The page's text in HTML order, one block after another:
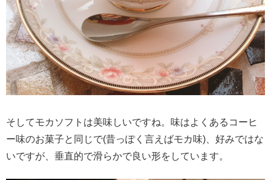
そしてモカソフトは美味しいですね。味はよくあるコーヒ
ー味のお菓子と同じで(昔っぽく言えばモカ味)、好みではな
いですが、垂直的で滑らかで良い形をしています。